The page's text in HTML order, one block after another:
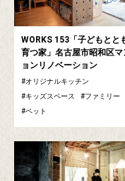
WORKS 153「子どもとと
育つ家」名古屋市昭和区マ
ョンリノベーション
オリジナルキッチン
キッズスペース
ファミリー
ペット